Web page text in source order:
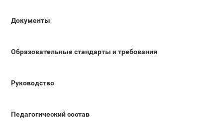
Документы
Образовательные стандарты и требования
Руководство
Педагогический состав